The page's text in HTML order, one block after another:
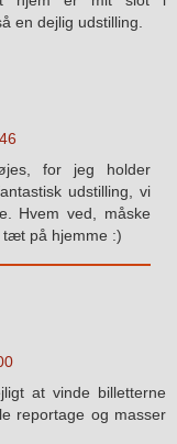
en dejlig udstilling.
for jeg holder
udstilling, vi
Hvem ved, måske
tæt på hjemme :)
at vinde billetterne
reportage og masser